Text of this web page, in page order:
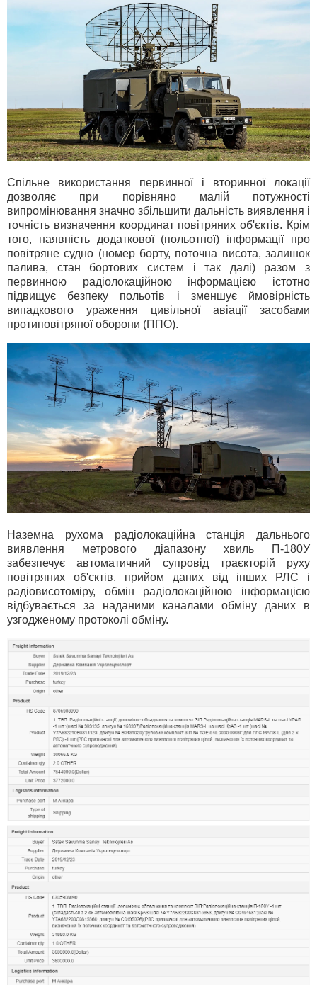
Спільне використання первинної і вторинної локації
дозволяє при порівняно малій потужності
випромінювання значно збільшити дальність виявлення і
точність визначення координат повітряних об'єктів. Крім
того, наявність додаткової (польотної) інформації про
повітряне судно (номер борту, поточна висота, залишок
палива, стан бортових систем і так далі) разом з
первинною радіолокаційною інформацією істотно
підвищує безпеку польотів і зменшує ймовірність
випадкового ураження цивільної авіації засобами
протиповітряної оборони (ППО).
Наземна рухома радіолокаційна станція дальнього
виявлення метрового діапазону хвиль П-180У
забезпечує автоматичний супровід траєкторій руху
повітряних об'єктів, прийом даних від інших РЛС і
радіовисотоміру, обмін радіолокаційною інформацією
відбувається за наданими каналами обміну даних в
узгодженому протоколі обміну.